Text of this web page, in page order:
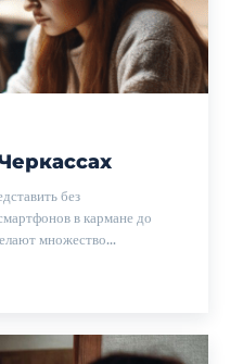
без
в кармане до
множество...